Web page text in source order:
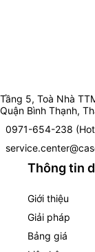
Tầng 5, Toà Nhà
Quận Bình Thạnh,
0971-654-238
Thông tin
Giới thiệu
Giải pháp
Bảng giá